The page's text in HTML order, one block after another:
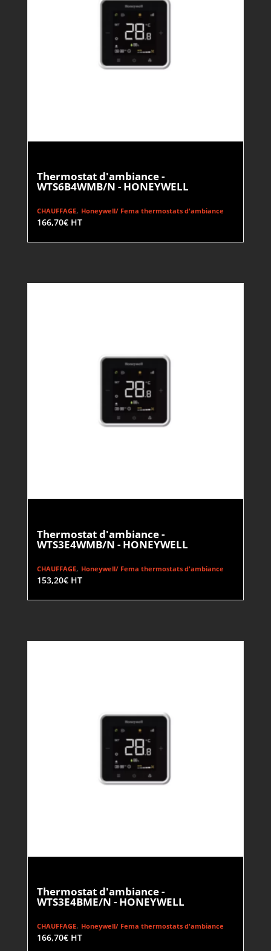
Thermostat d'ambiance -
WTS6B4WMB/N - HONEYWELL
CHAUFFAGE, Honeywell/ Fema thermostats d'ambiance
166,70€ HT
Thermostat d'ambiance -
WTS3E4WMB/N - HONEYWELL
CHAUFFAGE, Honeywell/ Fema thermostats d'ambiance
153,20€ HT
Thermostat d'ambiance -
WTS3E4BME/N - HONEYWELL
CHAUFFAGE, Honeywell/ Fema thermostats d'ambiance
166,70€ HT